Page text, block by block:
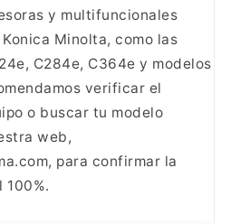
y multifuncionales
Minolta, como las
C284e, C364e y modelos
verificar el
o buscar tu modelo
web,
para confirmar la
100%.